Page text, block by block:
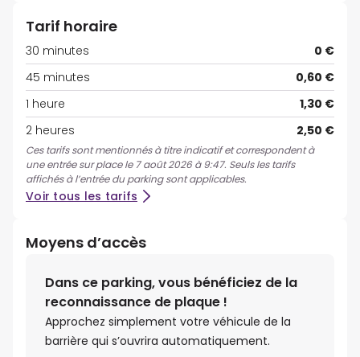
Tarif horaire
30 minutes
0 €
45 minutes
0,60 €
1 heure
1,30 €
2 heures
2,50 €
Ces tarifs sont mentionnés à titre indicatif et correspondent à
une entrée sur place le 7 août 2026 à 9:47. Seuls les tarifs
affichés à l’entrée du parking sont applicables.
Voir tous les tarifs
Moyens d’accès
Dans ce parking, vous bénéficiez de la
reconnaissance de plaque !
Approchez simplement votre véhicule de la
barrière qui s’ouvrira automatiquement.